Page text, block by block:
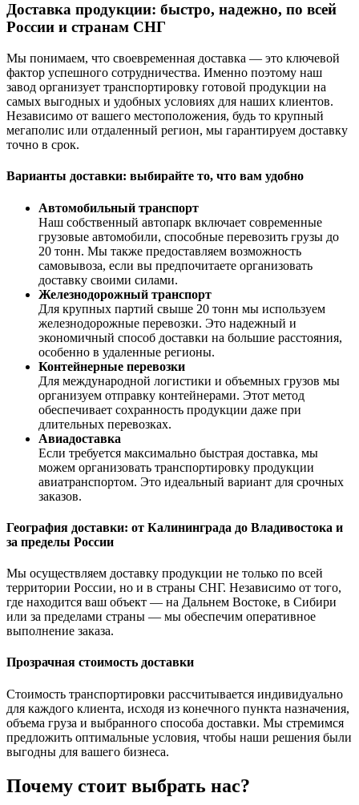
Доставка продукции: быстро, надежно, по всей
России и странам СНГ
Мы понимаем, что своевременная доставка — это ключевой
фактор успешного сотрудничества. Именно поэтому наш
завод организует транспортировку готовой продукции на
самых выгодных и удобных условиях для наших клиентов.
Независимо от вашего местоположения, будь то крупный
мегаполис или отдаленный регион, мы гарантируем доставку
точно в срок.
Варианты доставки: выбирайте то, что вам удобно
Автомобильный транспорт
Наш собственный автопарк включает современные
грузовые автомобили, способные перевозить грузы до
20 тонн. Мы также предоставляем возможность
самовывоза, если вы предпочитаете организовать
доставку своими силами.
Железнодорожный транспорт
Для крупных партий свыше 20 тонн мы используем
железнодорожные перевозки. Это надежный и
экономичный способ доставки на большие расстояния,
особенно в удаленные регионы.
Контейнерные перевозки
Для международной логистики и объемных грузов мы
организуем отправку контейнерами. Этот метод
обеспечивает сохранность продукции даже при
длительных перевозках.
Авиадоставка
Если требуется максимально быстрая доставка, мы
можем организовать транспортировку продукции
авиатранспортом. Это идеальный вариант для срочных
заказов.
География доставки: от Калининграда до Владивостока и
за пределы России
Мы осуществляем доставку продукции не только по всей
территории России, но и в страны СНГ. Независимо от того,
где находится ваш объект — на Дальнем Востоке, в Сибири
или за пределами страны — мы обеспечим оперативное
выполнение заказа.
Прозрачная стоимость доставки
Стоимость транспортировки рассчитывается индивидуально
для каждого клиента, исходя из конечного пункта назначения,
объема груза и выбранного способа доставки. Мы стремимся
предложить оптимальные условия, чтобы наши решения были
выгодны для вашего бизнеса.
Почему стоит выбрать нас?